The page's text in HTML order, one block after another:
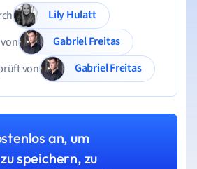
Lily Hulatt
Gabriel Freitas
von
Gabriel Freitas
an, um
speichern, zu